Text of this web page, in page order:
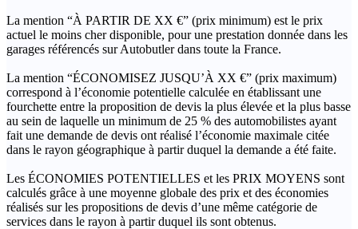
La mention “À PARTIR DE XX €” (prix minimum) est le prix
actuel le moins cher disponible, pour une prestation donnée dans les
garages référencés sur Autobutler dans toute la France.
La mention “ÉCONOMISEZ JUSQU’À XX €” (prix maximum)
correspond à l’économie potentielle calculée en établissant une
fourchette entre la proposition de devis la plus élevée et la plus basse
au sein de laquelle un minimum de 25 % des automobilistes ayant
fait une demande de devis ont réalisé l’économie maximale citée
dans le rayon géographique à partir duquel la demande a été faite.
Les ÉCONOMIES POTENTIELLES et les PRIX MOYENS sont
calculés grâce à une moyenne globale des prix et des économies
réalisés sur les propositions de devis d’une même catégorie de
services dans le rayon à partir duquel ils sont obtenus.